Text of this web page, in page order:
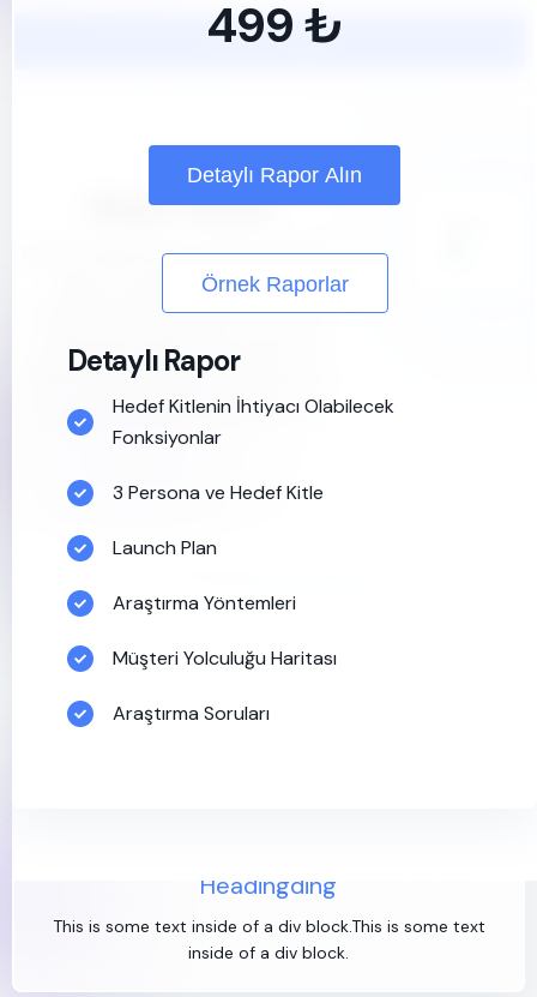
499 ₺
Detaylı Rapor Alın
Örnek Raporlar
Detaylı Rapor
Hedef Kitlenin İhtiyacı Olabilecek
Fonksiyonlar
3 Persona ve Hedef Kitle
Launch Plan
Araştırma Yöntemleri
Müşteri Yolculuğu Haritası
Araştırma Soruları
Check-Up Başlat
Girişim Fikirleri
Farklı kategorilerde sıralanmış birçok
ilginç ve yenilikçi fikri burada
bulabilirsiniz. Kategoriler arasında
dolaşarak, kendi mobil uygulama
fikrinizi şekillendirebilir ve geliştirme
sürecinde zaman kazanabilirsiniz.
This is some text inside of a div block.
Heading
Headingding
This is some text inside of a div block.This is some text
inside of a div block.